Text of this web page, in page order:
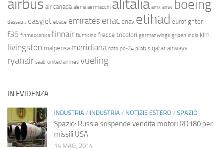
airbus air canada alenia aermacchi alitalia amx ansv boeing
dassault easyjet ebace emirates enac enav etihad eurofighter
f35 finmeccanica finnair fiumicino frecce tricolori germanwings gripen india klm
livingston malpensa meridiana nato pc-24 pilatus qatar airways
ryanair saab united airlines vueling
IN EVIDENZA
INDUSTRIA / INDUSTRIA / NOTIZIE ESTERO / SPAZIO
Spazio: Russia sospende vendita motori RD180 per
missili USA
14 MAG, 2014